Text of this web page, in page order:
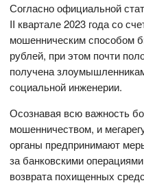
Согласно официальной
II квартале 2023 года со
мошенническим способом
рублей, при этом почти
получена
социальной инженерии.
Осознавая всю важность
мошенничеством, и
органы предпринимают
за банковскими
возврата похищенных